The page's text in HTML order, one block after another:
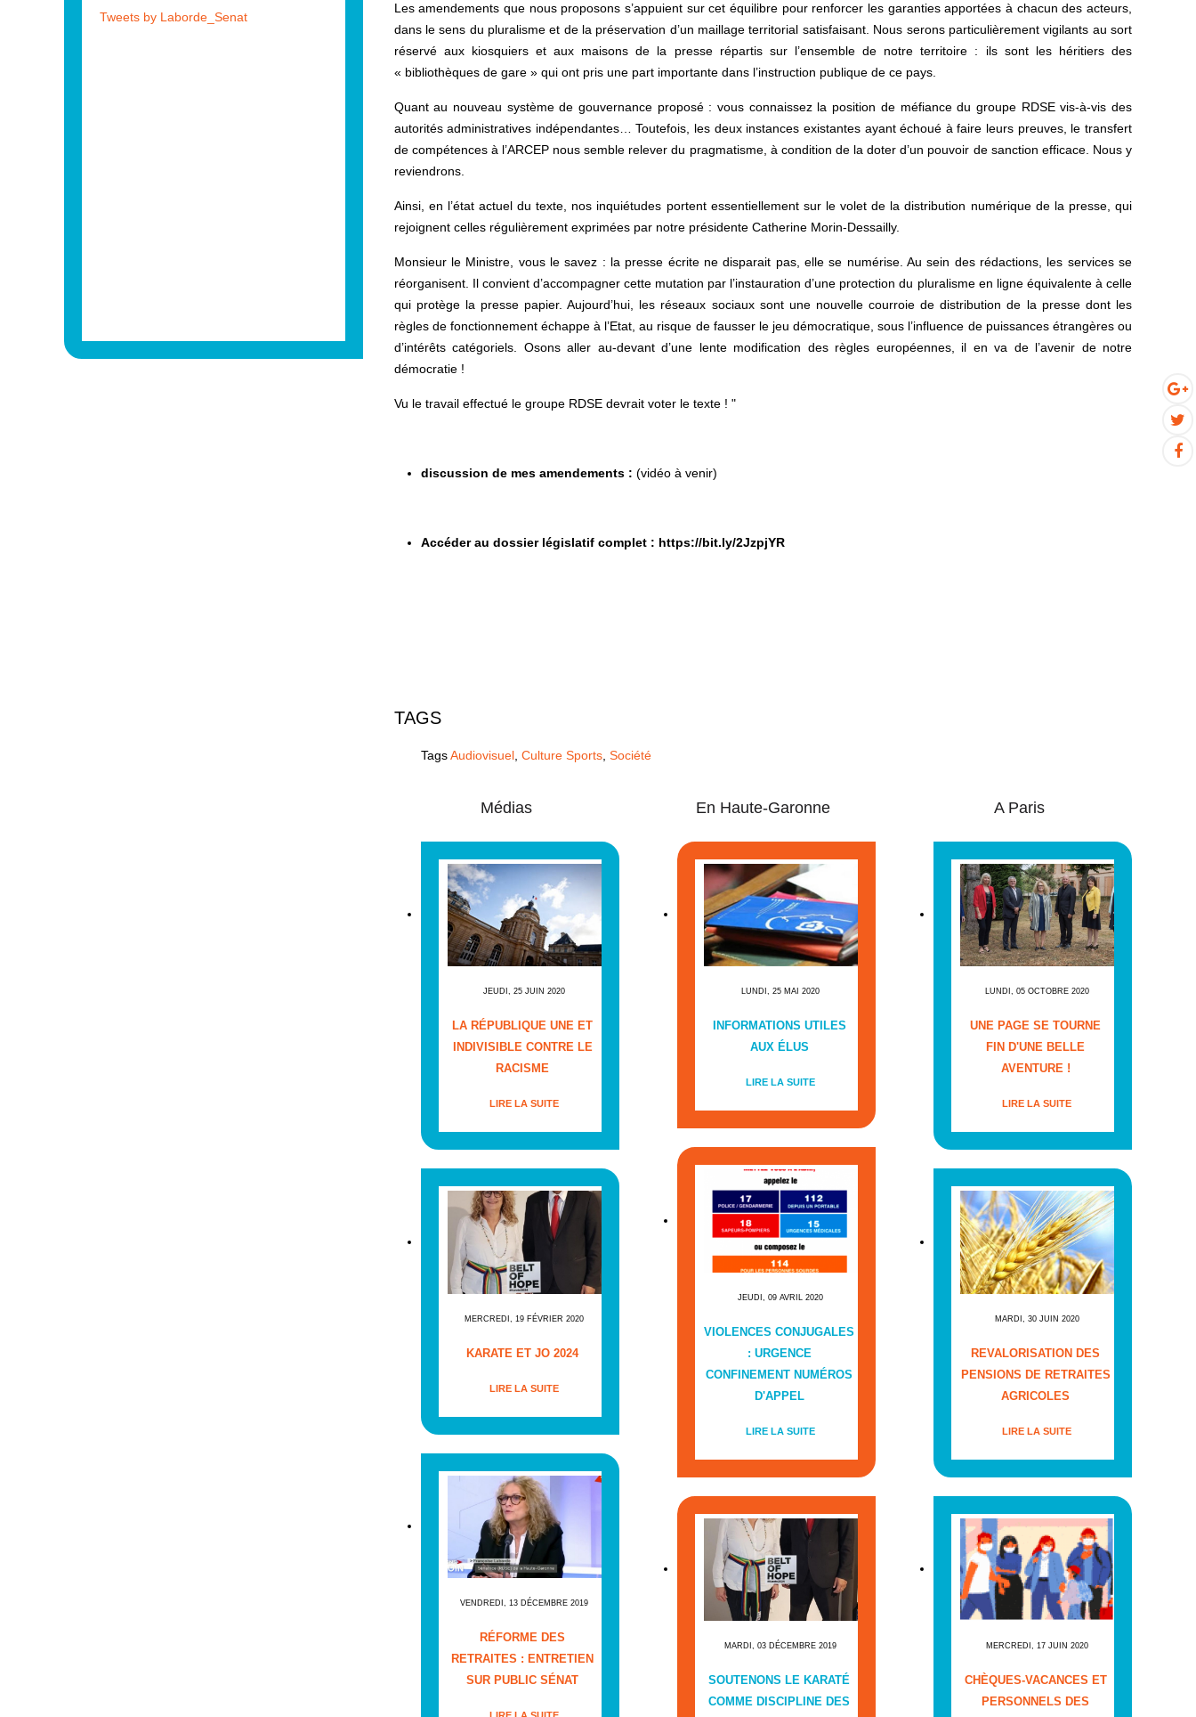
Les amendements que nous proposons s’appuient sur cet équilibre pour renforcer les garanties apportées à chacun des acteurs,
dans le sens du pluralisme et de la préservation d’un maillage territorial satisfaisant. Nous serons particulièrement vigilants au sort
réservé aux kiosquiers et aux maisons de la presse répartis sur l’ensemble de notre territoire : ils sont les héritiers des
« bibliothèques de gare » qui ont pris une part importante dans l’instruction publique de ce pays.
Quant au nouveau système de gouvernance proposé : vous connaissez la position de méfiance du groupe RDSE vis-à-vis des
autorités administratives indépendantes… Toutefois, les deux instances existantes ayant échoué à faire leurs preuves, le transfert
de compétences à l’ARCEP nous semble relever du pragmatisme, à condition de la doter d’un pouvoir de sanction efficace. Nous y
reviendrons.
Ainsi, en l’état actuel du texte, nos inquiétudes portent essentiellement sur le volet de la distribution numérique de la presse, qui
rejoignent celles régulièrement exprimées par notre présidente Catherine Morin-Dessailly.
Monsieur le Ministre, vous le savez : la presse écrite ne disparait pas, elle se numérise. Au sein des rédactions, les services se
réorganisent. Il convient d’accompagner cette mutation par l’instauration d’une protection du pluralisme en ligne équivalente à celle
qui protège la presse papier. Aujourd’hui, les réseaux sociaux sont une nouvelle courroie de distribution de la presse dont les
règles de fonctionnement échappe à l’Etat, au risque de fausser le jeu démocratique, sous l’influence de puissances étrangères ou
d’intérêts catégoriels. Osons aller au-devant d’une lente modification des règles européennes, il en va de l’avenir de notre
démocratie !
Vu le travail effectué le groupe RDSE devrait voter le texte ! "
discussion de mes amendements : (vidéo à venir)
Accéder au dossier législatif complet: https://bit.ly/2JzpjYR
TAGS
TagsAudiovisuel, Culture Sports, Société
Médias
JEUDI, 25 JUIN 2020
LA RÉPUBLIQUE UNE ET
INDIVISIBLE CONTRE LE
RACISME
LIRE LA SUITE
MERCREDI, 19 FÉVRIER 2020
KARATE ET JO 2024
LIRE LA SUITE
VENDREDI, 13 DÉCEMBRE 2019
RÉFORME DES
RETRAITES : ENTRETIEN
SUR PUBLIC SÉNAT
En Haute-Garonne
LUNDI, 25 MAI 2020
INFORMATIONS UTILES
AUX ÉLUS
LIRE LA SUITE
JEUDI, 09 AVRIL 2020
VIOLENCES CONJUGALES
: URGENCE
CONFINEMENT NUMÉROS
D'APPEL
LIRE LA SUITE
MARDI, 03 DÉCEMBRE 2019
SOUTENONS LE KARATÉ
COMME DISCIPLINE DES
A Paris
LUNDI, 05 OCTOBRE 2020
UNE PAGE SE TOURNE
FIN D'UNE BELLE
AVENTURE !
LIRE LA SUITE
MARDI, 30 JUIN 2020
REVALORISATION DES
PENSIONS DE RETRAITES
AGRICOLES
LIRE LA SUITE
MERCREDI, 17 JUIN 2020
CHÈQUES-VACANCES ET
PERSONNELS DES
Tweets by Laborde_Senat